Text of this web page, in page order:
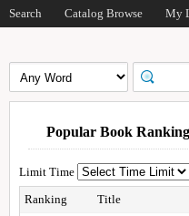
Search Catalog Browse My
Popular Book
Limit Time
Ranking
Title